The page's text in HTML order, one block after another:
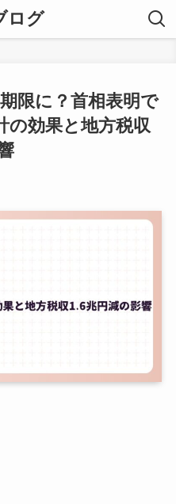
ログ
限に？首相表明で
の効果と地方税収